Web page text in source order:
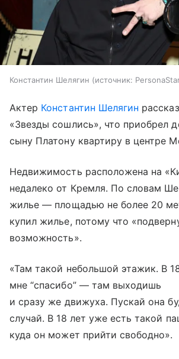
Константин Шелягин источник:
Актер Константин Шелягин
«Звезды сошлись», что приобрел
сыну Платону квартиру в центре
Недвижимость расположена на
недалеко от Кремля. По словам
жилье — площадью не более 20
купил жилье, потому что
возможность».
«Там такой небольшой этажик. В
мне “спасибо” — там выходишь
и сразу же движуха. Пускай она
случай. В 18 лет уже есть такой
куда он может прийти свободно».